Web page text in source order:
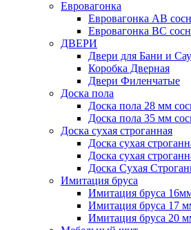
Евровагонка
Евровагонка АВ
Евровагонка ВС
ДВЕРИ
Двери для Бани и
Коробка Дверная
Двери Филенчатые
Доска пола
Доска пола 28 мм
Доска пола 35 мм
Доска сухая строганная
Доска сухая
Доска сухая
Доска Сухая
Имитация бруса
Имитация бруса
Имитация бруса 17
Имитация бруса 20